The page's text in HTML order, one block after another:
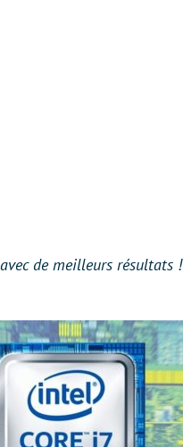
de meilleurs résultats !